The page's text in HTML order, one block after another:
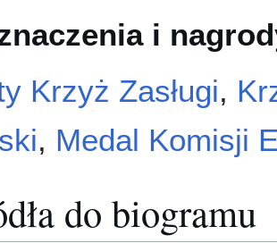
i
Krzyż Zasługi,
, Medal Komisji
do biogramu